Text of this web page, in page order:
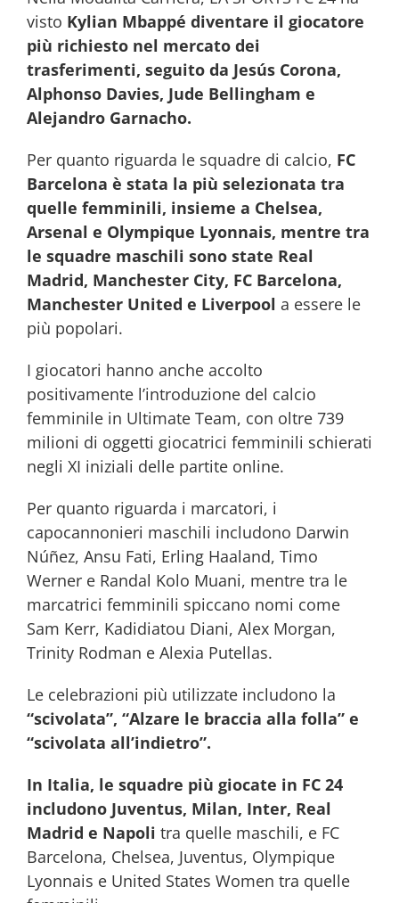
visto Kylian Mbappé diventare il giocatore
più richiesto nel mercato dei
trasferimenti, seguito da Jesús Corona,
Alphonso Davies, Jude Bellingham e
Alejandro Garnacho.
Per quanto riguarda le squadre di calcio, FC
Barcelona è stata la più selezionata tra
quelle femminili, insieme a Chelsea,
Arsenal e Olympique Lyonnais, mentre tra
le squadre maschili sono state Real
Madrid, Manchester City, FC Barcelona,
Manchester United e Liverpool a essere le
più popolari.
I giocatori hanno anche accolto
positivamente l’introduzione del calcio
femminile in Ultimate Team, con oltre 739
milioni di oggetti giocatrici femminili schierati
negli XI iniziali delle partite online.
Per quanto riguarda i marcatori, i
capocannonieri maschili includono Darwin
Núñez, Ansu Fati, Erling Haaland, Timo
Werner e Randal Kolo Muani, mentre tra le
marcatrici femminili spiccano nomi come
Sam Kerr, Kadidiatou Diani, Alex Morgan,
Trinity Rodman e Alexia Putellas.
Le celebrazioni più utilizzate includono la
“scivolata”, “Alzare le braccia alla folla” e
“scivolata all’indietro”.
In Italia, le squadre più giocate in FC 24
includono Juventus, Milan, Inter, Real
Madrid e Napoli tra quelle maschili, e FC
Barcelona, Chelsea, Juventus, Olympique
Lyonnais e United States Women tra quelle